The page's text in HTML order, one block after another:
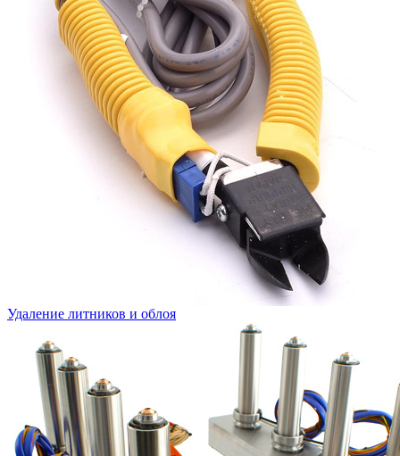
Удаление литников и облоя